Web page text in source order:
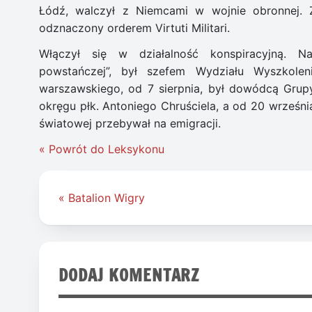
Łódź, walczył z Niemcami w wojnie obronnej.
odznaczony orderem Virtuti Militari.
Włączył się w działalność konspiracyjną.
powstańczej”, był szefem Wydziału
warszawskiego, od 7 sierpnia, był dowódcą
okręgu płk. Antoniego Chruściela, a od 20
światowej przebywał na emigracji.
« Powrót do Leksykonu
Nawigacja
« Batalion Wigry
DODAJ KOMENTARZ